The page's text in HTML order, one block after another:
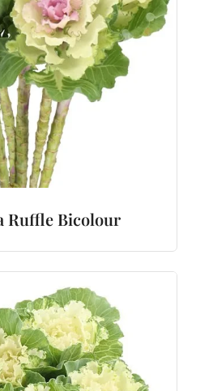
Ruffle Bicolour